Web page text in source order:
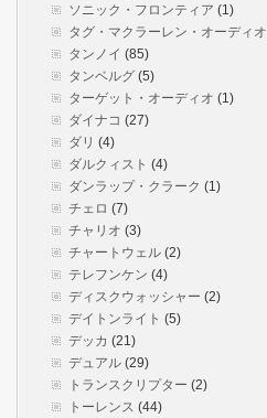
ソニック・フロンティア (1)
タグ・マクラーレン・オーディオ
タンノイ (85)
タンベルグ (5)
ターゲット・オーディオ (1)
ダイナコ (27)
ダリ (4)
ダルクィスト (4)
ダンラップ・クラーク (1)
チェロ (7)
チャリオ (3)
チャートウェル (2)
テレフンケン (4)
ディスクウォッシャー (2)
デイトンライト (5)
デッカ (21)
デュアル (29)
トランスクリプター (2)
トーレンス (44)